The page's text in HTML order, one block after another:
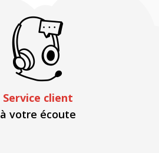
Service client
à votre écoute